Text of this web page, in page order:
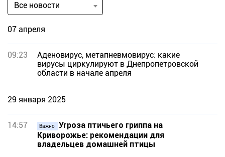
Все новости
07 апреля
09:23
Аденовирус, метапневмовирус: какие
вирусы циркулируют в Днепропетровской
области в начале апреля
29 января 2025
14:57 Важно
Угроза птичьего гриппа на
Криворожье: рекомендации для
владельцев домашней птицы